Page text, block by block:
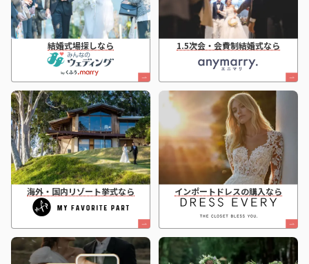
結婚式場探しなら 1.5次会・会費制結婚式なら
海外・国内リゾート挙式なら インポートドレスの購入なら